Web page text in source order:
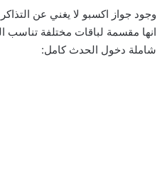
وجود جواز اكسبو لا يغني عن
انها مقسمة لباقات مختلفة تناسب
شاملة دخول الحدث كامل: